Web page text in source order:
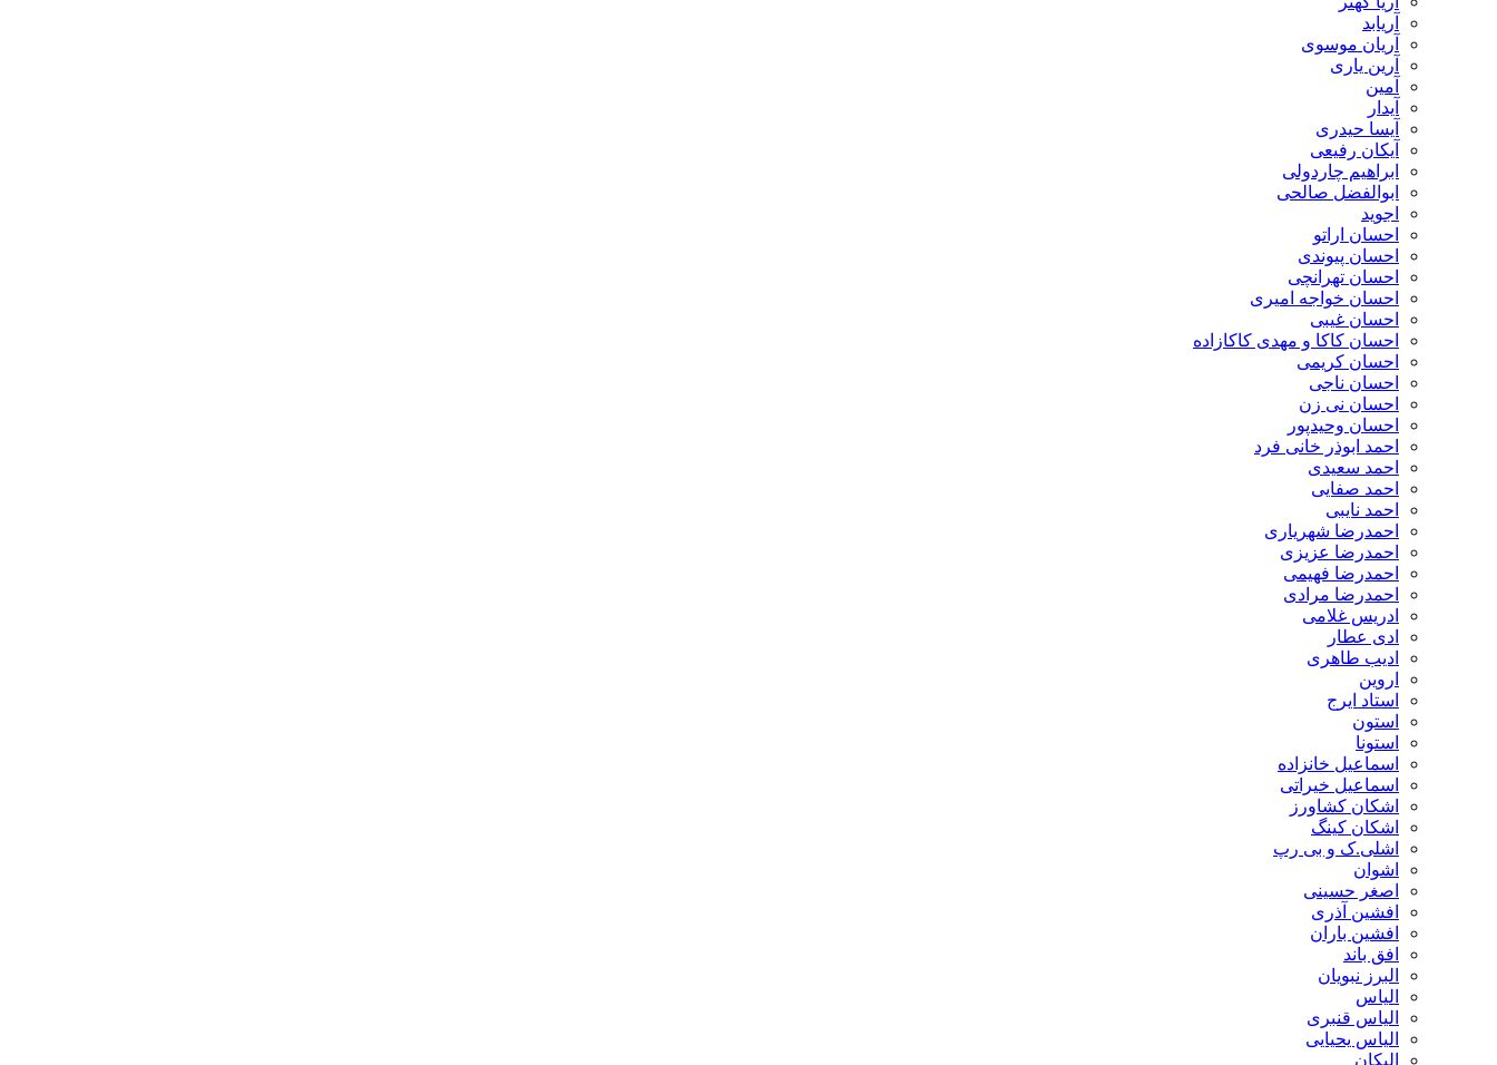
آریابد
آریان موسوی
آرین یاری
آمین
آیدار
آیسا حیدری
آیکان رفیعی
ابراهیم چاردولی
ابوالفضل صالحی
اجوید
احسان اراتو
احسان پیوندی
احسان تهرانچی
احسان خواجه امیری
احسان غیبی
احسان کاکا و مهدی کاکازاده
احسان کریمی
احسان ناجی
احسان نی زن
احسان وحیدپور
احمد ابوذر خانی فرد
احمد سعیدی
احمد صفایی
احمد نایبی
احمدرضا شهریاری
احمدرضا عزیزی
احمدرضا فهیمی
احمدرضا مرادی
ادریس غلامی
ادی عطار
ادیب طاهری
اروین
استاد ایرج
استون
استونا
اسماعیل خانزاده
اسماعیل خیراتی
اشکان کشاورز
اشکان کینگ
اشلی.ک و بی رپ
اشوان
اصغر حسینی
افشین آذری
افشین باران
افق باند
البرز نبویان
الیاس
الیاس قنبرى
الیاس یحیایی
الیکان